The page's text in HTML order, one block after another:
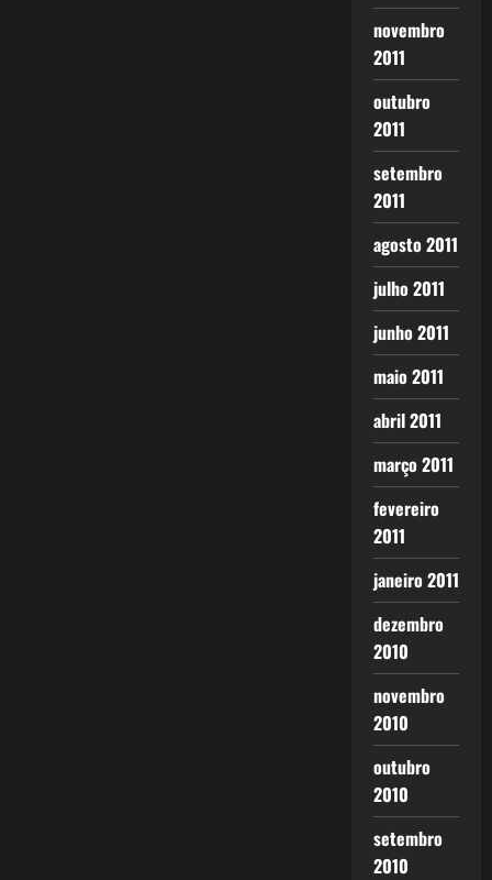
novembro
2011
outubro
2011
setembro
2011
agosto 2011
julho 2011
junho 2011
maio 2011
abril 2011
março 2011
fevereiro
2011
janeiro 2011
dezembro
2010
novembro
2010
outubro
2010
setembro
2010